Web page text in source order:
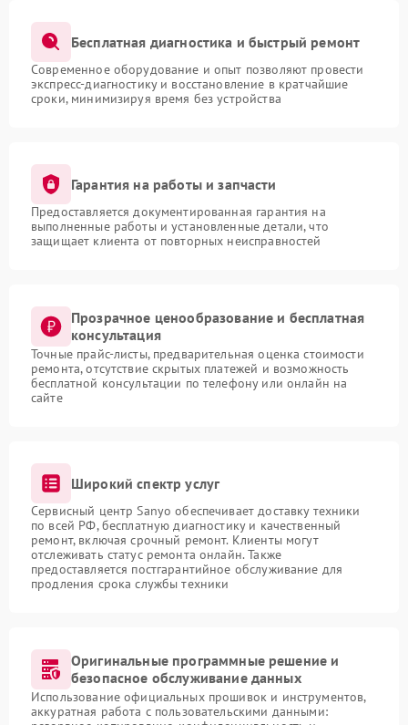
Бесплатная диагностика и быстрый ремонт
Современное оборудование и опыт позволяют провести
экспресс-диагностику и восстановление в кратчайшие
сроки, минимизируя время без устройства
Гарантия на работы и запчасти
Предоставляется документированная гарантия на
выполненные работы и установленные детали, что
защищает клиента от повторных неисправностей
Прозрачное ценообразование и бесплатная
консультация
Точные прайс-листы, предварительная оценка стоимости
ремонта, отсутствие скрытых платежей и возможность
бесплатной консультации по телефону или онлайн на
сайте
Широкий спектр услуг
Сервисный центр Sanyo обеспечивает доставку техники
по всей РФ, бесплатную диагностику и качественный
ремонт, включая срочный ремонт. Клиенты могут
отслеживать статус ремонта онлайн. Также
предоставляется постгарантийное обслуживание для
продления срока службы техники
Оригинальные программные решение и
безопасное обслуживание данных
Использование официальных прошивок и инструментов,
аккуратная работа с пользовательскими данными: